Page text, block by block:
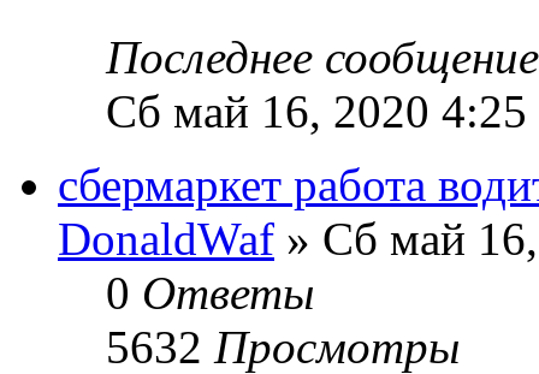
Последнее
Сб май 16, 2020 4:25
сбермаркет работа
DonaldWaf » Сб май
0 Ответы
5632 Просмотры